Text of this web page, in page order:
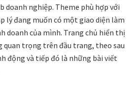
doanh nghiệp. Theme phù hợp với
lý đang muốn có một giao diện làm
doanh của mình. Trang chủ hiển thị
quan trọng trên đầu trang, theo sau
động và tiếp đó là những bài viết